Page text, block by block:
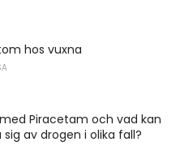
hos vuxna
Piracetam och vad kan
av drogen i olika fall?